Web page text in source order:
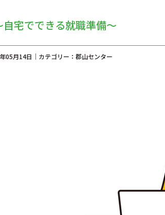
自宅でできる就職準備～
05月14日｜カテゴリー：郡山センター